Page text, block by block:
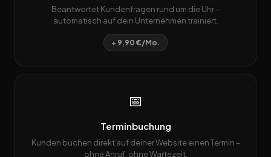
Beantwortet Kundenfragen rund um die Uhr –
automatisch auf dein Unternehmen trainiert.
+ 9,90 €/Mo.
📅
Terminbuchung
Kunden buchen direkt auf deiner Website einen Termin –
ohne Anruf, ohne Wartezeit.